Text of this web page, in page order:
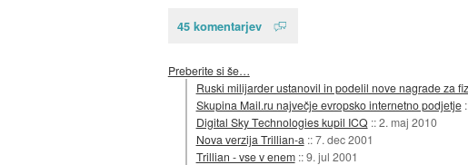
45 komentarjev
Preberite si še…
Ruski milijarder ustanovil in podelil nove nagrade za
Skupina Mail.ru največje evropsko internetno podjetje
Digital Sky Technologies kupil ICQ ::2. maj 2010
Nova verzija Trillian-a ::7. dec 2001
Trillian - vse v enem ::9. jul 2001